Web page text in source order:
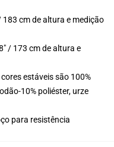
cm de altura e medição
/ 173 cm de altura e
estáveis são 100%
10% poliéster, urze
para resistência